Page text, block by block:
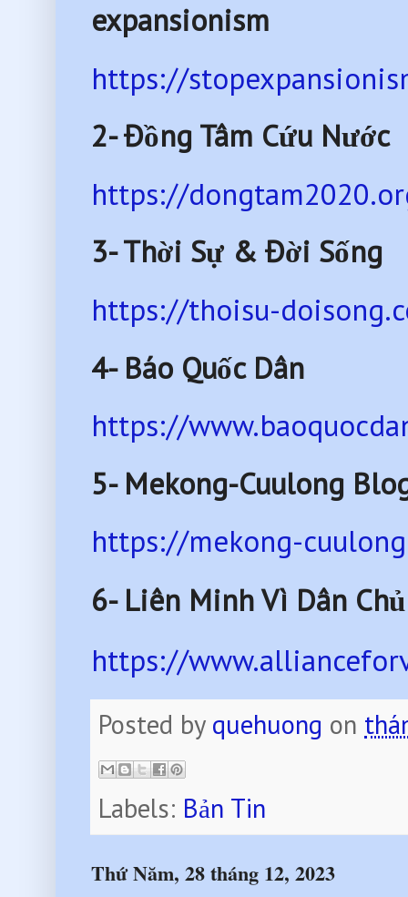
expansionism
https://
2- Đồng Tâm Cứu Nước
https://
3- Thời Sự & Đời Sống
https://thoisu-
4- Báo Quốc Dân
https://
5- Mekong-Cuulong
https://mekong-
6- Liên Minh Vì Dân
https://
Posted by quehuong on
Labels: Bản Tin
Thứ Năm, 28 tháng 12, 2023